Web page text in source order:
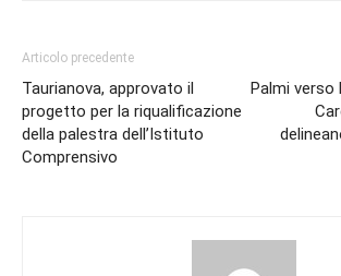
Articolo precedente
Taurianova, approvato il
progetto per la riqualificazione
della palestra dell’Istituto
Comprensivo
Palmi verso